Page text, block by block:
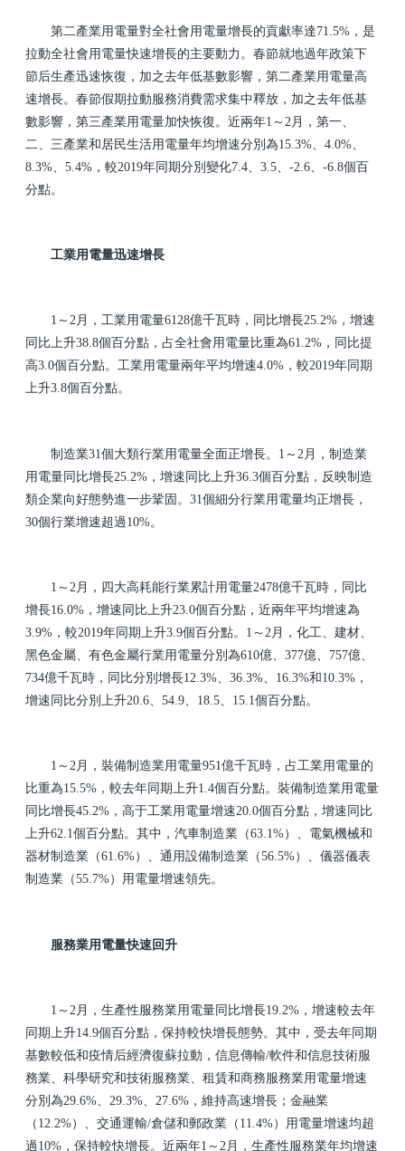
第二產業用電量對全社會用電量增長的貢獻率達71.5%，是
拉動全社會用電量快速增長的主要動力。春節就地過年政策下
節后生產迅速恢復，加之去年低基數影響，第二產業用電量高
速增長。春節假期拉動服務消費需求集中釋放，加之去年低基
數影響，第三產業用電量加快恢復。近兩年1～2月，第一、
二、三產業和居民生活用電量年均增速分別為15.3%、4.0%、
8.3%、5.4%，較2019年同期分別變化7.4、3.5、-2.6、-6.8個百
分點。
工業用電量迅速增長
1～2月，工業用電量6128億千瓦時，同比增長25.2%，增速
同比上升38.8個百分點，占全社會用電量比重為61.2%，同比提
高3.0個百分點。工業用電量兩年平均增速4.0%，較2019年同期
上升3.8個百分點。
制造業31個大類行業用電量全面正增長。1～2月，制造業
用電量同比增長25.2%，增速同比上升36.3個百分點，反映制造
類企業向好態勢進一步鞏固。31個細分行業用電量均正增長，
30個行業增速超過10%。
1～2月，四大高耗能行業累計用電量2478億千瓦時，同比
增長16.0%，增速同比上升23.0個百分點，近兩年平均增速為
3.9%，較2019年同期上升3.9個百分點。1～2月，化工、建材、
黑色金屬、有色金屬行業用電量分別為610億、377億、757億、
734億千瓦時，同比分別增長12.3%、36.3%、16.3%和10.3%，
增速同比分別上升20.6、54.9、18.5、15.1個百分點。
1～2月，裝備制造業用電量951億千瓦時，占工業用電量的
比重為15.5%，較去年同期上升1.4個百分點。裝備制造業用電量
同比增長45.2%，高于工業用電量增速20.0個百分點，增速同比
上升62.1個百分點。其中，汽車制造業（63.1%）、電氣機械和
器材制造業（61.6%）、通用設備制造業（56.5%）、儀器儀表
制造業（55.7%）用電量增速領先。
服務業用電量快速回升
1～2月，生產性服務業用電量同比增長19.2%，增速較去年
同期上升14.9個百分點，保持較快增長態勢。其中，受去年同期
基數較低和疫情后經濟復蘇拉動，信息傳輸/軟件和信息技術服
務業、科學研究和技術服務業、租賃和商務服務業用電量增速
分別為29.6%、29.3%、27.6%，維持高速增長；金融業
（12.2%）、交通運輸/倉儲和郵政業（11.4%）用電量增速均超
過10%，保持較快增長。近兩年1～2月，生產性服務業年均增速